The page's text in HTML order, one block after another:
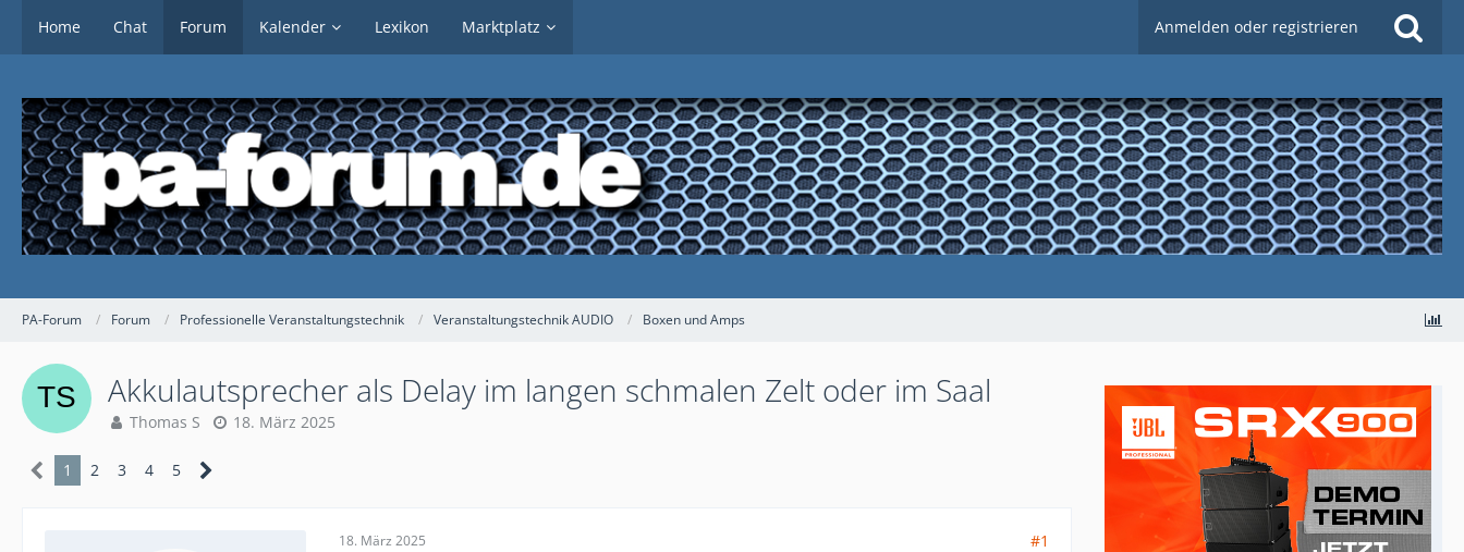
Home Chat Forum Kalender Lexikon Marktplatz Anmelden oder registrieren
PA-Forum Forum Professionelle Veranstaltungstechnik Veranstaltungstechnik AUDIO Boxen und Amps
Akkulautsprecher als Delay im langen schmalen Zelt oder im Saal
Thomas S 18. März 2025
1 2 3 4 5
18. März 2025 #1